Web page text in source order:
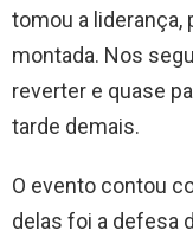
tomou a liderança,
montada. Nos
reverter e quase
tarde demais.
O evento contou
delas foi a defesa